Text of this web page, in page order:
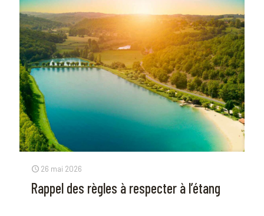
26 mai 2026
Rappel des règles à respecter à l’étang